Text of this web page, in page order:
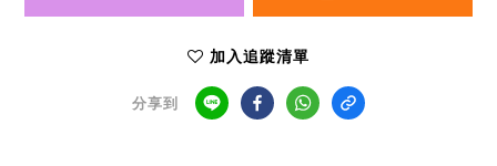
加入追蹤清單
分享到